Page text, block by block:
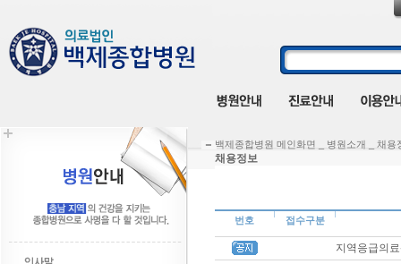
백제종합병원 메인화면 _ 병원소개 _ 채용
채용정보
번호 접수구분
지역응급의